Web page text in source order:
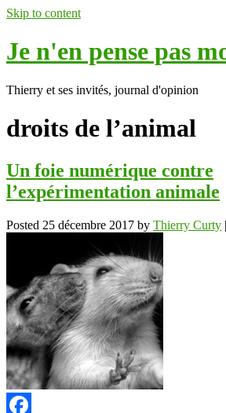
Skip to content
Je n'en pense pas
Thierry et ses invités, journal d'opinion
droits de l’animal
Un foie numérique contre
l’expérimentation animale
Posted 25 décembre 2017 by Thierry Curty |